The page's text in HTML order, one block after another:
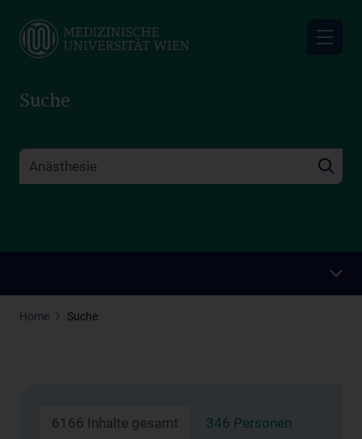
main
Suche
Home Suche
6166 Inhalte gesamt 346 Personen